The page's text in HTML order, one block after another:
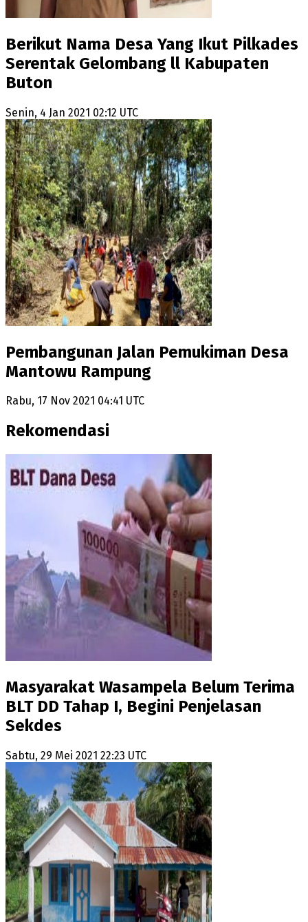
Berikut Nama Desa Yang Ikut Pilkades
Serentak Gelombang ll Kabupaten
Buton
Senin, 4 Jan 2021 02:12 UTC
Pembangunan Jalan Pemukiman Desa
Mantowu Rampung
Rabu, 17 Nov 2021 04:41 UTC
Rekomendasi
Masyarakat Wasampela Belum Terima
BLT DD Tahap I, Begini Penjelasan
Sekdes
Sabtu, 29 Mei 2021 22:23 UTC